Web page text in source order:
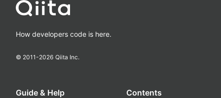
How developers code is here.
© 2011-2026 Qiita Inc.
Guide & Help Contents